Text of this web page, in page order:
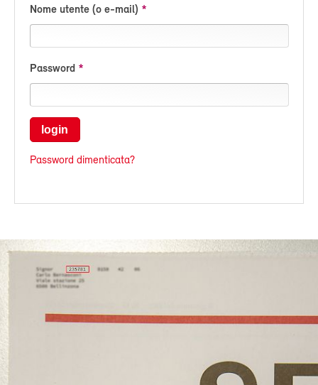
Nome utente (o e-mail)
Password
login
Password dimenticata?